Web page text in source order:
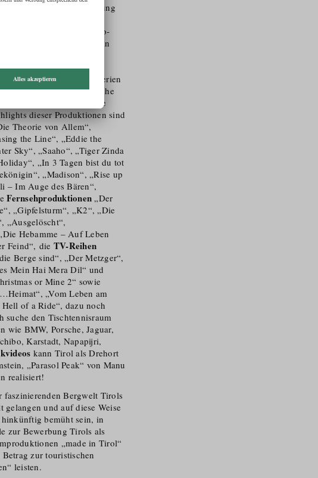
Dach der Tirol Werbung
der Alpen zu machen:
(neben dem gesamteu­ro­
ist Cine Tirol auch in
Location Service
Anreize für
(Hauptkriterien
Effekt bzw. der inhaltliche
mittlerweile konnte Cine
dieser Produktionen sind
Theorie von Allem“,
the Line“, „Eddie the
Sky“, „Saaho“, „Tiger Zinda
„In 3 Tagen bist du tot
„Madison“, „Rise up
– Im Auge des Bären“,
Fernsehproduktionen „Der
„Gipfelsturm“, „K2“, „Die
„Ausgelöscht“,
Hebamme – Auf Leben
Feind“, die TV-Reihen
Berge sind“, „Der Metzger“,
Mein Hai Mera Dil“ und
or Mine 2“ sowie
„Vom Leben am
of a Ride“, dazu noch
den Tischtennisraum
wie BMW, Porsche, Jaguar,
Karstadt, Napapijri,
kann Tirol als Drehort
„Parasol Peak“ von Manu
realisiert!
faszinierenden Bergwelt Tirols
und auf diese Weise
bemüht sein, in
zur Bewerbung Tirols als
„made in Tirol“
zur touristischen
leisten.